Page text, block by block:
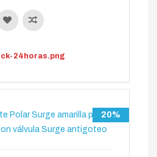
20%